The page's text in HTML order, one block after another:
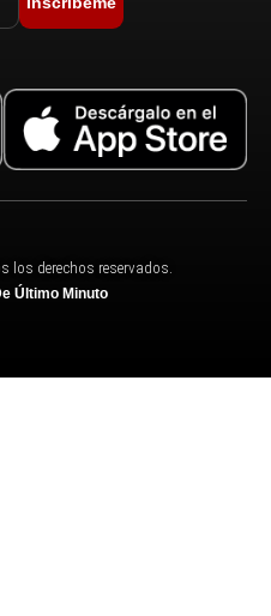
los derechos reservados.
Último Minuto